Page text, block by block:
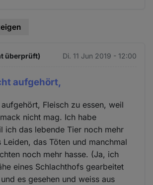
überprüft) Di. 11 Jun 2019 - 12:00
aufgehört,
Fleisch zu essen, weil
nicht mag. Ich habe
ich das lebende Tier noch mehr
Leiden, das Töten und manchmal
noch mehr hasse. (Ja, ich
eines Schlachthofs gearbeitet
es gesehen und weiss aus